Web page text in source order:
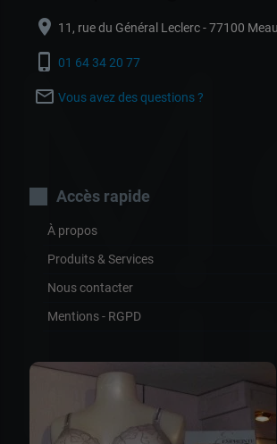
location_on 11, rue du Général Leclerc - 77100
phone_iphone 01 64 34 20 77
mail_outline Vous avez des questions ?
Accès rapide
À propos
Produits & Services
Nous contacter
Mentions - RGPD